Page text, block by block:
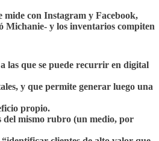
mide con Instagram y Facebook,
Michanie- y los inventarios compiten
las que se puede recurrir en digital
y que permite generar luego una
propio.
del mismo rubro (un medio, por